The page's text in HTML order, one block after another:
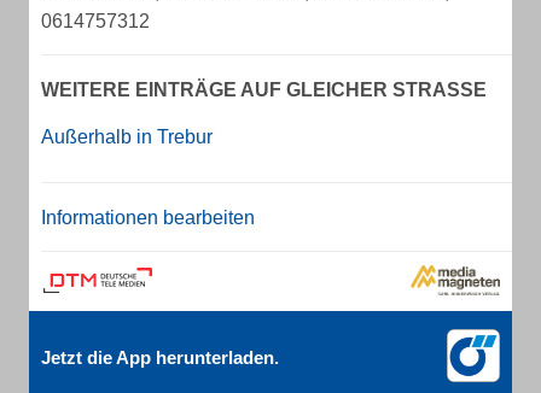
0614757312
WEITERE EINTRÄGE AUF GLEICHER STRASSE
Außerhalb in Trebur
Informationen bearbeiten
Jetzt die App herunterladen.